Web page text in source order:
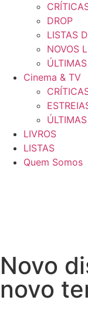
DROP
LISTAS
NOVOS
Cinema & TV
LIVROS
LISTAS
Quem Somos
Novo
novo